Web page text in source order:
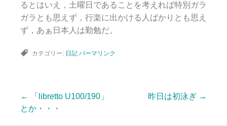
るとはいえ，土曜日であることを考えれば特別ガラ
ガラとも思えず，行楽に出かける人ばかりとも思え
ず，あぁ日本人は勤勉だ。
カテゴリー: 日記 パーマリンク
投
←
「libretto U100/190」
とか・・・
昨日は初泳ぎ →